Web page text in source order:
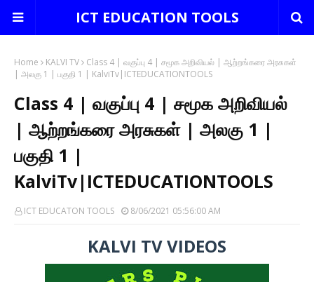
ICT EDUCATION TOOLS
Home KALVI TV
Class 4 | வகுப்பு 4 | சமூக அறிவியல் | ஆற்றங்கரை அரசுகள்
| அலகு 1 | பகுதி 1 | KalviTv|ICTEDUCATIONTOOLS
Class 4 | வகுப்பு 4 | சமூக அறிவியல்
| ஆற்றங்கரை அரசுகள் | அலகு 1 |
பகுதி 1 |
KalviTv|ICTEDUCATIONTOOLS
ICT EDUCATON TOOLS 8/06/2021 05:56:00 AM
KALVI TV VIDEOS